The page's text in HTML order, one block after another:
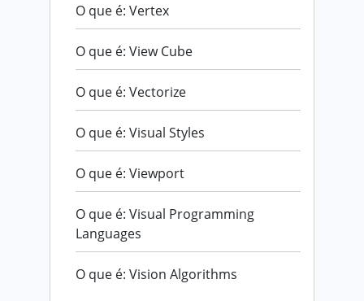
O que é: Vertex
O que é: View Cube
O que é: Vectorize
O que é: Visual Styles
O que é: Viewport
O que é: Visual Programming
Languages
O que é: Vision Algorithms